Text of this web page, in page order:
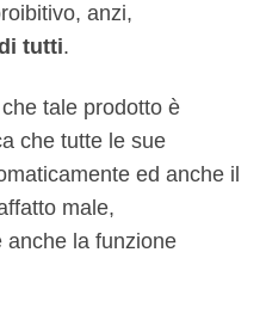
anzi,
tutti.
tale prodotto è
che tutte le sue
ed anche il
male,
anche la funzione